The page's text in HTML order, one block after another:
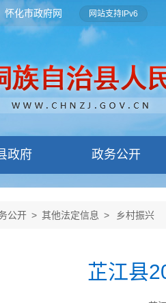
怀化市政府网 网站支持IPv6
政府 政务公开
公开 > 其他法定信息 > 乡村振兴
芷江县